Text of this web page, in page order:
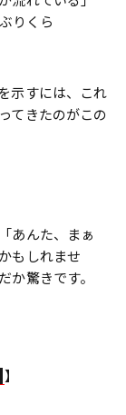
りくら
示すには、これ
てきたのがこの
あんた、まぁ
もしれませ
か驚きです。
】